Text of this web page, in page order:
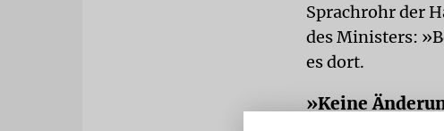
Sprachrohr der
des Ministers:
es dort.
»Keine